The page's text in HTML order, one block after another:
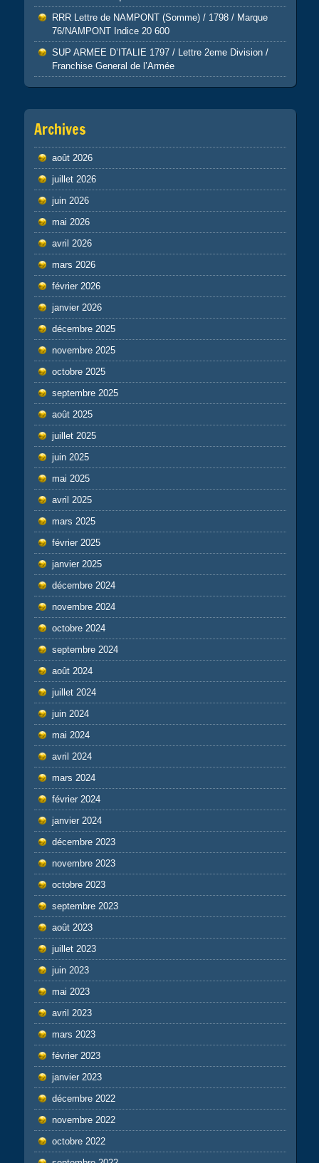
RRR Lettre de NAMPONT (Somme) / 1798 / Marque
76/NAMPONT Indice 20 600
SUP ARMEE D’ITALIE 1797 / Lettre 2eme Division /
Franchise General de l’Armée
Archives
août 2026
juillet 2026
juin 2026
mai 2026
avril 2026
mars 2026
février 2026
janvier 2026
décembre 2025
novembre 2025
octobre 2025
septembre 2025
août 2025
juillet 2025
juin 2025
mai 2025
avril 2025
mars 2025
février 2025
janvier 2025
décembre 2024
novembre 2024
octobre 2024
septembre 2024
août 2024
juillet 2024
juin 2024
mai 2024
avril 2024
mars 2024
février 2024
janvier 2024
décembre 2023
novembre 2023
octobre 2023
septembre 2023
août 2023
juillet 2023
juin 2023
mai 2023
avril 2023
mars 2023
février 2023
janvier 2023
décembre 2022
novembre 2022
octobre 2022